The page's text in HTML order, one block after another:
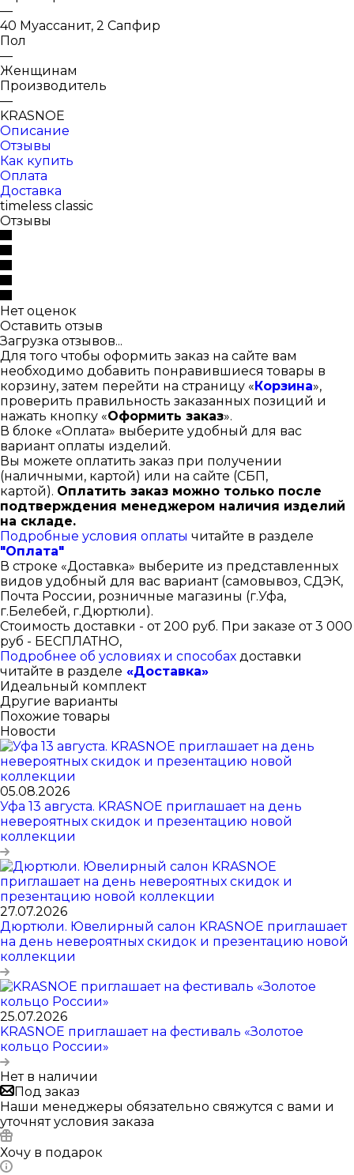
—
40 Муассанит, 2 Сапфир
Пол
—
Женщинам
Производитель
—
KRASNOE
Описание
Отзывы
Как купить
Оплата
Доставка
timeless classic
Отзывы
Нет оценок
Оставить отзыв
Загрузка отзывов...
Для того чтобы оформить заказ на сайте вам
необходимо добавить понравившиеся товары в
корзину, затем перейти на страницу «Корзина»,
проверить правильность заказанных позиций и
нажать кнопку «Оформить заказ».
В блоке «Оплата» выберите удобный для вас
вариант оплаты изделий.
Вы можете оплатить заказ при получении
(наличными, картой) или на сайте (СБП,
картой). Оплатить заказ можно только после
подтверждения менеджером наличия изделий
на складе.
Подробные условия оплаты читайте в разделе
"Оплата"
В строке «Доставка» выберите из представленных
видов удобный для вас вариант (самовывоз, СДЭК,
Почта России, розничные магазины (г.Уфа,
г.Белебей, г.Дюртюли).
Стоимость доставки - от 200 руб. При заказе от 3 000
руб - БЕСПЛАТНО,
Подробнее об условиях и способах доставки
читайте в разделе «Доставка»
Идеальный комплект
Другие варианты
Похожие товары
Новости
05.08.2026
Уфа 13 августа. KRASNOE приглашает на день
невероятных скидок и презентацию новой
коллекции
27.07.2026
Дюртюли. Ювелирный салон KRASNOE приглашает
на день невероятных скидок и презентацию новой
коллекции
25.07.2026
KRASNOE приглашает на фестиваль «Золотое
кольцо России»
Нет в наличии
Под заказ
Наши менеджеры обязательно свяжутся с вами и
уточнят условия заказа
Хочу в подарок